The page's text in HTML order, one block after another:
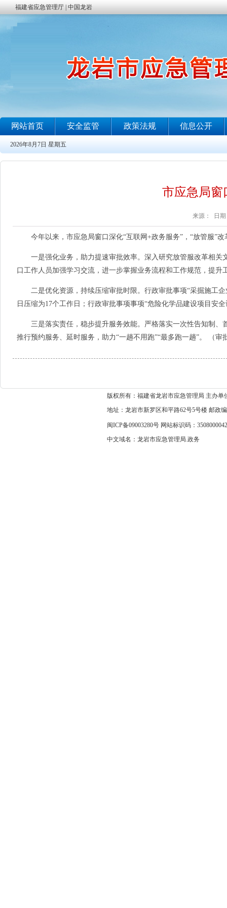
市应急局窗
来源： 日期
今年以来，市应急局窗口深化“互联网+政务服务”，“放管服”
一是强化业务，助力提速审批效率。深入研究放管服改革相关
口工作人员加强学习交流，进一步掌握业务流程和工作规范，提升
二是优化资源，持续压缩审批时限。行政审批事项“采掘施工企
日压缩为17个工作日；行政审批事项事项“危险化学品建设项目安
三是落实责任，稳步提升服务效能。严格落实一次性告知制、
推行预约服务、延时服务，助力“一趟不用跑”“最多跑一趟”。 （审